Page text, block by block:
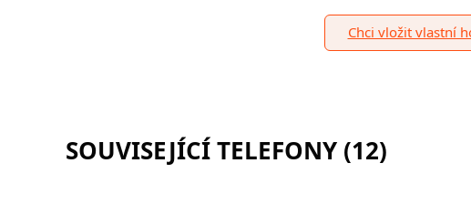
Chci vložit vlastní
SOUVISEJÍCÍ TELEFONY (12)